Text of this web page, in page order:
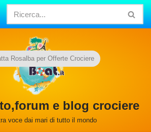
e blog crociere
voce dai mari di tutto il mondo
Rosalba per Offerte Crociere